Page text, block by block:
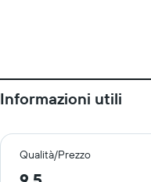
Informazioni utili
Qualità/Prezzo